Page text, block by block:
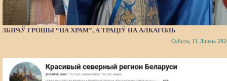
ЗБІРАЎ ГРОШЫ “НА ХРАМ”, А ТРАЦІЎ НА АЛКАГОЛЬ
Субота, 11 Ліпень